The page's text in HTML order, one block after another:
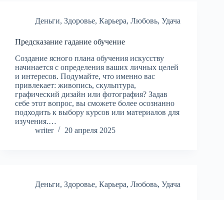
Деньги, Здоровье, Карьера, Любовь, Удача
Предсказание гадание обучение
Создание ясного плана обучения искусству
начинается с определения ваших личных целей
и интересов. Подумайте, что именно вас
привлекает: живопись, скульптура,
графический дизайн или фотография? Задав
себе этот вопрос, вы сможете более осознанно
подходить к выбору курсов или материалов для
изучения.…
writer
20 апреля 2025
Деньги, Здоровье, Карьера, Любовь, Удача